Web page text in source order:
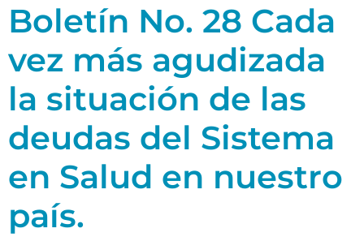
Boletín No. 28 Cada
vez más agudizada
la situación de las
deudas del Sistema
en Salud en nuestro
país.